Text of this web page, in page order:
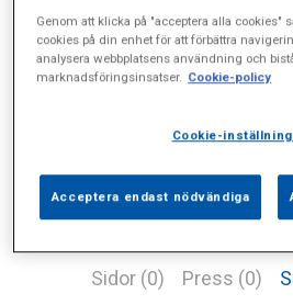
Sidor (0) Press (0)
Genom att klicka på "acceptera alla cookies"
cookies på din enhet för att förbättra
analysera webbplatsens användning och
marknadsföringsinsatser. Cookie-policy
Cookie-
Acceptera endast nödvändiga